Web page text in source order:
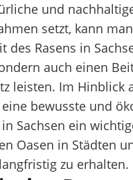
und
setzt, kann
des Rasens in
auch einen
leisten. Im Hinblick
eine bewusste und
Sachsen ein
Oasen in Städten
zu erhalten.